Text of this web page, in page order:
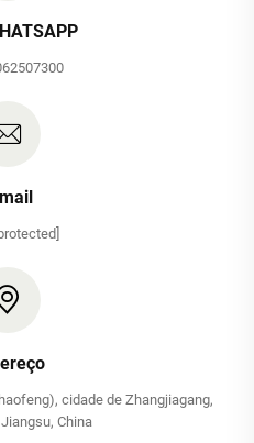
cidade de Zhangjiagang,
China